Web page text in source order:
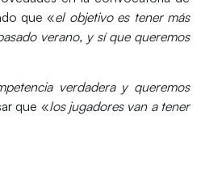
que «el objetivo es tener más
verano, y sí que queremos
verdadera y queremos
que «los jugadores van a tener